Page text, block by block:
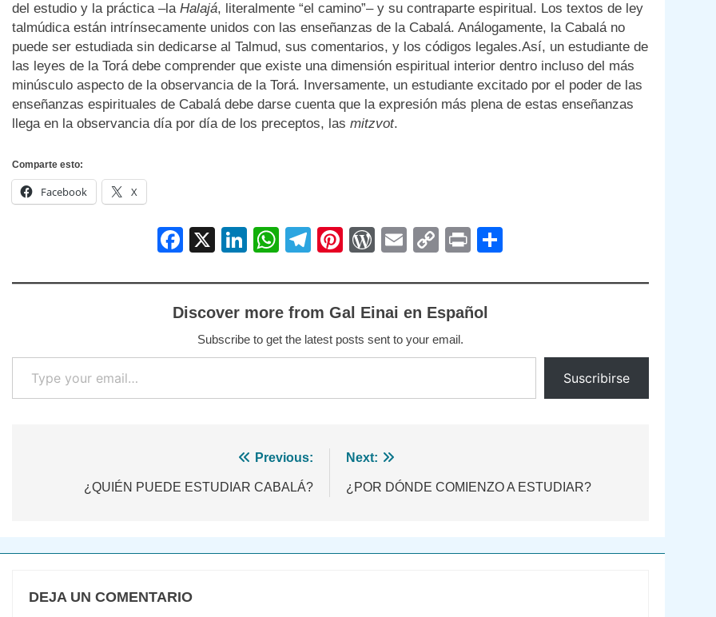
del estudio y la práctica –la Halajá, literalmente “el camino”– y su contraparte espiritual. Los textos de ley
talmúdica están intrínsecamente unidos con las enseñanzas de la Cabalá. Análogamente, la Cabalá no
puede ser estudiada sin dedicarse al Talmud, sus comentarios, y los códigos legales.Así, un estudiante de
las leyes de la Torá debe comprender que existe una dimensión espiritual interior dentro incluso del más
minúsculo aspecto de la observancia de la Torá. Inversamente, un estudiante excitado por el poder de las
enseñanzas espirituales de Cabalá debe darse cuenta que la expresión más plena de estas enseñanzas
llega en la observancia día por día de los preceptos, las mitzvot.
Comparte esto:
Facebook X
Facebook
X LinkedIn
WhatsApp
Telegram
Pinterest
WordPress
EmailCopy
Print
Discover more from Gal Einai en Español
Subscribe to get the latest posts sent to your email.
Type your email…
Suscribirse
Previous:
¿QUIÉN PUEDE ESTUDIAR CABALÁ?
Next:
¿POR DÓNDE COMIENZO A ESTUDIAR?
DEJA UN COMENTARIO